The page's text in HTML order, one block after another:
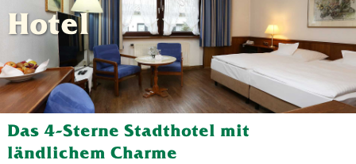
Hotel
Das 4-Sterne Stadthotel mit
ländlichem Charme